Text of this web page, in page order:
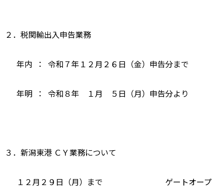
２．税関輸出入申告業務
年内 ： 令和７年１２月２６日（金）申告分まで
年明 ： 令和８年 １月 ５日（月）申告分より
３．新潟東港 ＣＹ業務について
１２月２９日（月）まで ゲートオープ